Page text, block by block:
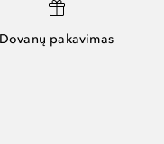
Dovanų pakavimas